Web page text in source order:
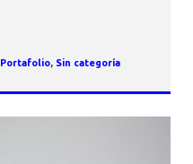
Portafolio, Sin categoría